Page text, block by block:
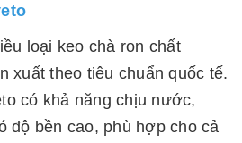
loại keo chà ron chất
xuất theo tiêu chuẩn quốc tế.
có khả năng chịu nước,
độ bền cao, phù hợp cho cả